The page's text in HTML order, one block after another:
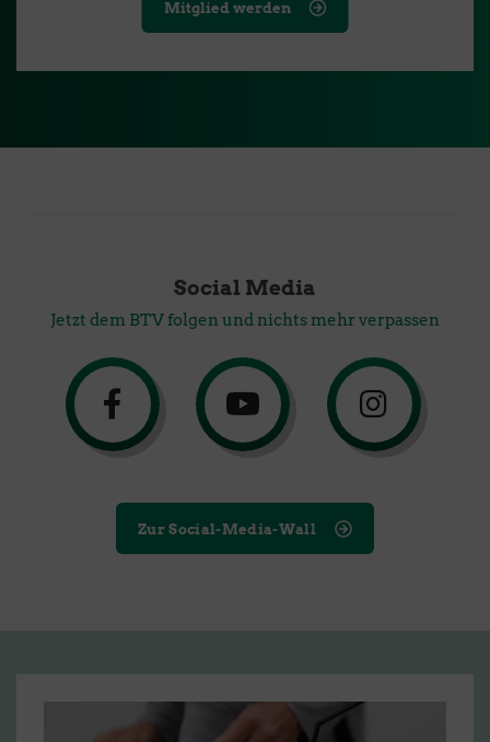
Mitglied werden
Social Media
Jetzt dem BTV folgen und nichts mehr verpassen
Zur Social-Media-Wall